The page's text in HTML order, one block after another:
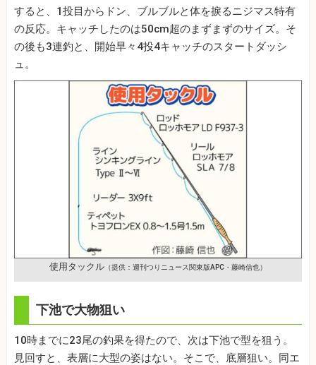
すると、1投目からドン、ブルブルと体を捩るニジマス特有
の反応。キャッチしたのは50cm超のまずまずのサイズ。そ
の後も3連釣と、開始早々4投4キャッチのスタートダッシ
ュ。
使用タックル （提供：週刊つりニュース関東版APC・藤崎信也）
下池で大物狙い
10時までに23尾の釣果を得たので、次は下池で型を狙う。
見回すと、表層に大型の姿はない。そこで、底層狙い。同エ